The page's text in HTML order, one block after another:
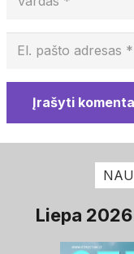
Įrašyti
Liepa 2026